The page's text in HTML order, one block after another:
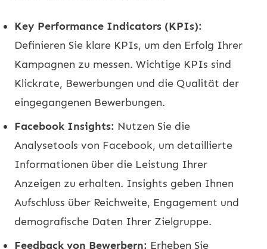
Key Performance Indicators (KPIs):
Definieren Sie klare KPIs, um den Erfolg Ihrer
Kampagnen zu messen. Wichtige KPIs sind
Klickrate, Bewerbungen und die Qualität der
eingegangenen Bewerbungen.
Facebook Insights: Nutzen Sie die
Analysetools von Facebook, um detaillierte
Informationen über die Leistung Ihrer
Anzeigen zu erhalten. Insights geben Ihnen
Aufschluss über Reichweite, Engagement und
demografische Daten Ihrer Zielgruppe.
Feedback von Bewerbern: Erheben Sie